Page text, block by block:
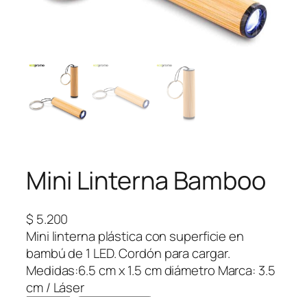
Mini Linterna Bamboo
$ 5.200
Mini linterna plástica con superficie en
bambú de 1 LED. Cordón para cargar.
Medidas:6.5 cm x 1.5 cm diámetro Marca: 3.5
cm / Láser